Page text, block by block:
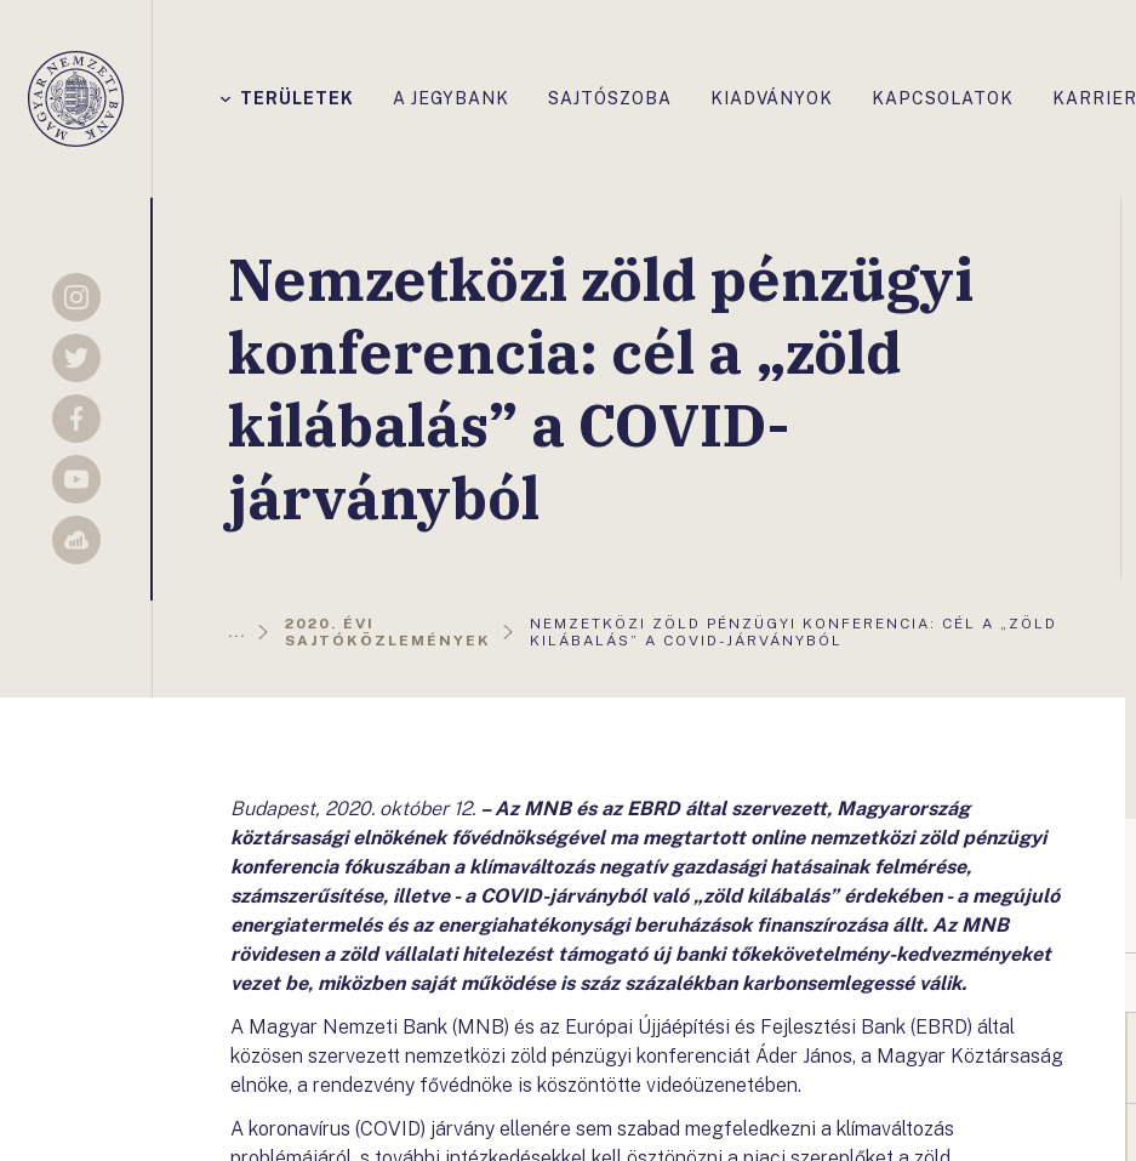
Magyar
Nemzeti
TERÜLETEK A JEGYBANK SAJTÓSZOBA KIADVÁNYOK KAPCSOLATOK KARRIER
Instagram
Twitter
Facebook
YouTube
Sellsy
Nemzetközi zöld pénzügyi
konferencia: cél a „zöld
kilábalás” a COVID-
járványból
...
2020. ÉVI
SAJTÓKÖZLEMÉNYEK
AKTUÁLIS
OLDAL:
NEMZETKÖZI ZÖLD PÉNZÜGYI KONFERENCIA: CÉL A „ZÖLD
KILÁBALÁS” A COVID-JÁRVÁNYBÓL
Budapest, 2020. október 12. – Az MNB és az EBRD által szervezett, Magyarország
köztársasági elnökének fővédnökségével ma megtartott online nemzetközi zöld pénzügyi
konferencia fókuszában a klímaváltozás negatív gazdasági hatásainak felmérése,
számszerűsítése, illetve - a COVID-járványból való „zöld kilábalás” érdekében - a megújuló
energiatermelés és az energiahatékonysági beruházások finanszírozása állt. Az MNB
rövidesen a zöld vállalati hitelezést támogató új banki tőkekövetelmény-kedvezményeket
vezet be, miközben saját működése is száz százalékban karbonsemlegessé válik.
A Magyar Nemzeti Bank (MNB) és az Európai Újjáépítési és Fejlesztési Bank (EBRD) által
közösen szervezett nemzetközi zöld pénzügyi konferenciát Áder János, a Magyar Köztársaság
elnöke, a rendezvény fővédnöke is köszöntötte videóüzenetében.
A koronavírus (COVID) járvány ellenére sem szabad megfeledkezni a klímaváltozás